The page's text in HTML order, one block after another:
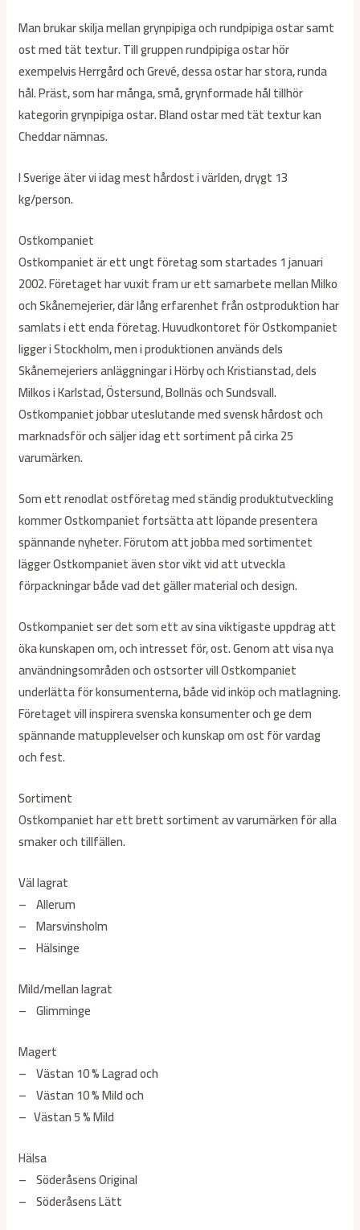
Man brukar skilja mellan grynpipiga och rundpipiga ostar samt
ost med tät textur. Till gruppen rundpipiga ostar hör
exempelvis Herrgård och Grevé, dessa ostar har stora, runda
hål. Präst, som har många, små, grynformade hål tillhör
kategorin grynpipiga ostar. Bland ostar med tät textur kan
Cheddar nämnas.
I Sverige äter vi idag mest hårdost i världen, drygt 13
kg/person.
Ostkompaniet
Ostkompaniet är ett ungt företag som startades 1 januari
2002. Företaget har vuxit fram ur ett samarbete mellan Milko
och Skånemejerier, där lång erfarenhet från ostproduktion har
samlats i ett enda företag. Huvudkontoret för Ostkompaniet
ligger i Stockholm, men i produktionen används dels
Skånemejeriers anläggningar i Hörby och Kristianstad, dels
Milkos i Karlstad, Östersund, Bollnäs och Sundsvall.
Ostkompaniet jobbar uteslutande med svensk hårdost och
marknadsför och säljer idag ett sortiment på cirka 25
varumärken.
Som ett renodlat ostföretag med ständig produktutveckling
kommer Ostkompaniet fortsätta att löpande presentera
spännande nyheter. Förutom att jobba med sortimentet
lägger Ostkompaniet även stor vikt vid att utveckla
förpackningar både vad det gäller material och design.
Ostkompaniet ser det som ett av sina viktigaste uppdrag att
öka kunskapen om, och intresset för, ost. Genom att visa nya
användningsområden och ostsorter vill Ostkompaniet
underlätta för konsumenterna, både vid inköp och matlagning.
Företaget vill inspirera svenska konsumenter och ge dem
spännande matupplevelser och kunskap om ost för vardag
och fest.
Sortiment
Ostkompaniet har ett brett sortiment av varumärken för alla
smaker och tillfällen.
Väl lagrat
– Allerum
– Marsvinsholm
– Hälsinge
Mild/mellan lagrat
– Glimminge
Magert
– Västan 10 % Lagrad och
– Västan 10 % Mild och
– Västan 5 % Mild
Hälsa
– Söderåsens Original
– Söderåsens Lätt